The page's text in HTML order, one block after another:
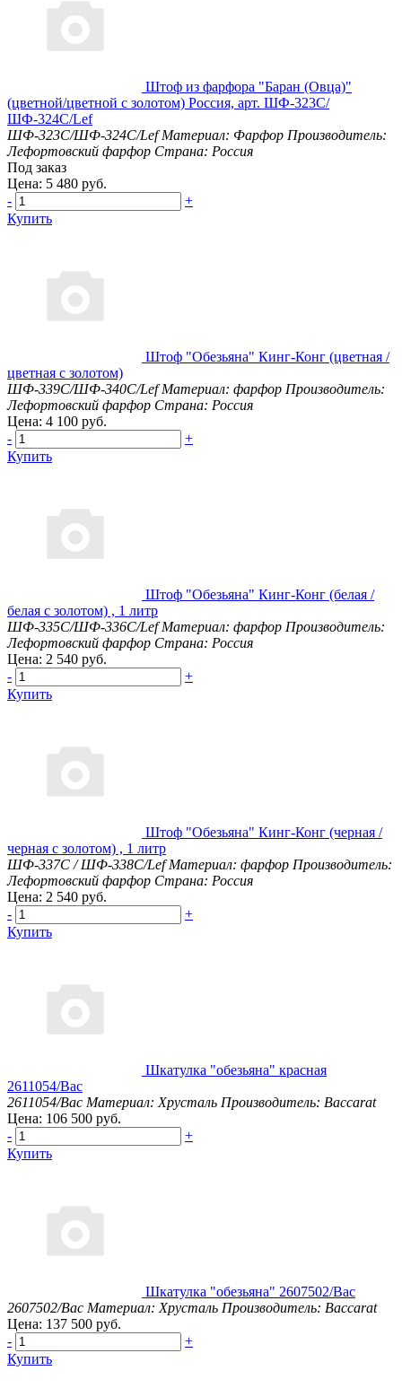
Штоф из фарфора "Баран (Овца)"
(цветной/цветной с золотом) Россия, арт. ШФ-323С/
ШФ-324С/Lef
ШФ-323С/ШФ-324С/Lef Материал: Фарфор Производитель:
Лефортовский фарфор Страна: Россия
Под заказ
Цена: 5 480 руб.
-
+
Купить
Штоф "Обезьяна" Кинг-Конг (цветная /
цветная с золотом)
ШФ-339С/ШФ-340С/Lef Материал: фарфор Производитель:
Лефортовский фарфор Страна: Россия
Цена: 4 100 руб.
-
+
Купить
Штоф "Обезьяна" Кинг-Конг (белая /
белая с золотом) , 1 литр
ШФ-335С/ШФ-336С/Lef Материал: фарфор Производитель:
Лефортовский фарфор Страна: Россия
Цена: 2 540 руб.
-
+
Купить
Штоф "Обезьяна" Кинг-Конг (черная /
черная с золотом) , 1 литр
ШФ-337С / ШФ-338С/Lef Материал: фарфор Производитель:
Лефортовский фарфор Страна: Россия
Цена: 2 540 руб.
-
+
Купить
Шкатулка "обезьяна" красная
2611054/Bac
2611054/Bac Материал: Хрусталь Производитель: Baccarat
Цена: 106 500 руб.
-
+
Купить
Шкатулка "обезьяна" 2607502/Bac
2607502/Bac Материал: Хрусталь Производитель: Baccarat
Цена: 137 500 руб.
-
+
Купить